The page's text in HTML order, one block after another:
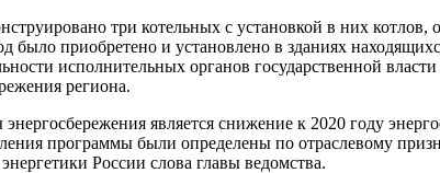
три котельных с установкой в них
приобретено и установлено в зданиях
исполнительных органов государственной власти
региона.
является снижение к 2020 году
программы были определены по отраслевому
России слова главы ведомства.